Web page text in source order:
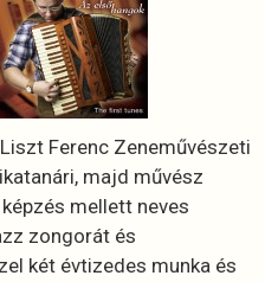
Ferenc Zeneművészeti
majd művész
mellett neves
zongorát és
két évtizedes munka és